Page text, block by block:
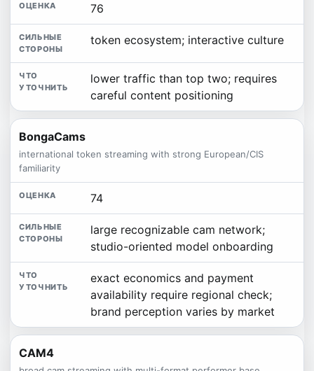
76
token ecosystem; interactive culture
lower traffic than top two; requires
careful content positioning
BongaCams
international token streaming with strong European/CIS
familiarity
74
large recognizable cam network;
studio-oriented model onboarding
exact economics and payment
availability require regional check;
brand perception varies by market
CAM4